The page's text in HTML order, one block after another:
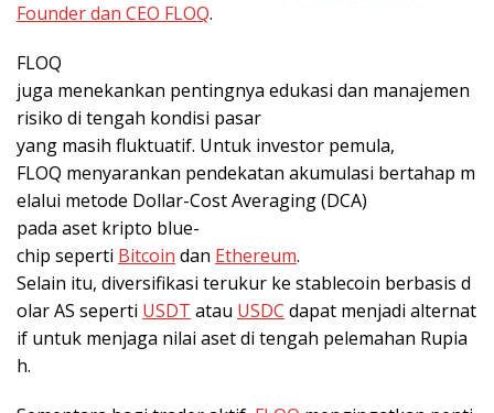
Founder dan CEO FLOQ.
FLOQ
juga menekankan pentingnya edukasi dan manajemen
risiko di tengah kondisi pasar
yang masih fluktuatif. Untuk investor pemula,
FLOQ menyarankan pendekatan akumulasi bertahap m
elalui metode Dollar-Cost Averaging (DCA)
pada aset kripto blue-
chip seperti Bitcoin dan Ethereum.
Selain itu, diversifikasi terukur ke stablecoin berbasis d
olar AS seperti USDT atau USDC dapat menjadi alternat
if untuk menjaga nilai aset di tengah pelemahan Rupia
h.